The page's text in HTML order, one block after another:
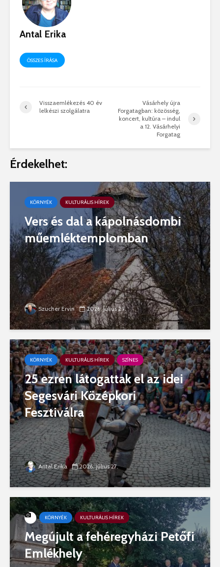
Antal Erika
ÖSSZES ÍRÁSA
Visszaemlékezés 40 év
lelkészi szolgálatra
Vásárhely újra
Forgatagban: közösség,
koncert, kultúra – indul
a 12. Vásárhelyi
Forgatag
Érdekelhet:
KÖRNYÉK KULTURÁLIS HÍREK
Vers és dal a kápolnásdombi
műemléktemplomban
Szucher Ervin 2026. július 29.
KÖRNYÉK KULTURÁLIS HÍREK SZÍNES
25 ezren látogattak el az idei
Segesvári Középkori
Fesztiválra
Antal Erika 2026. július 27.
KÖRNYÉK KULTURÁLIS HÍREK
Megújult a fehéregyházi Petőfi
Emlékhely